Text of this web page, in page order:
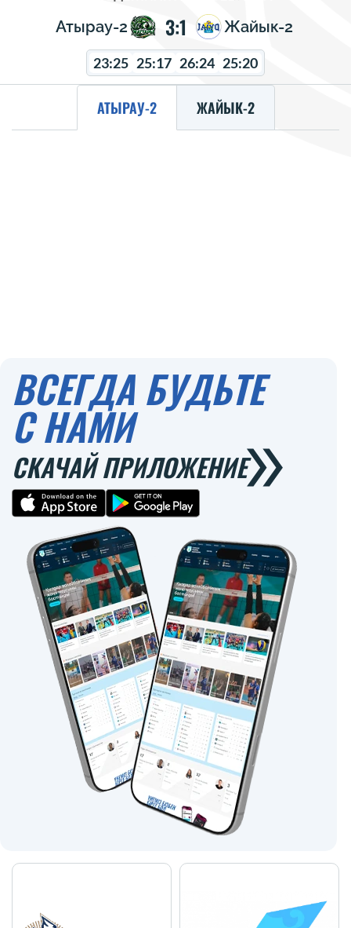
Атырау-2 3:1 Жайык-2
23:25 25:17 26:24 25:20
АТЫРАУ-2 ЖАЙЫК-2
ВСЕГДА БУДЬТЕ
С НАМИ
СКАЧАЙ ПРИЛОЖЕНИЕ